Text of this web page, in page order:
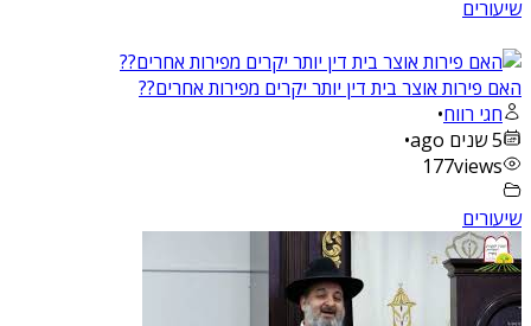
שיעורים
האם פירות אוצר בית דין יותר יקרים מפירות אחרים??
חגי רווח•
5 שנים ago
•
177views
שיעורים